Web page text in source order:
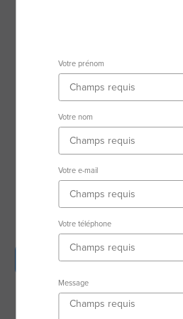
Secteur
Aix-les-Bains /
RSAC :
Description Biens en
Biens vendus
Votre prénom
Votre nom
Votre e-mail
Votre téléphone
Message